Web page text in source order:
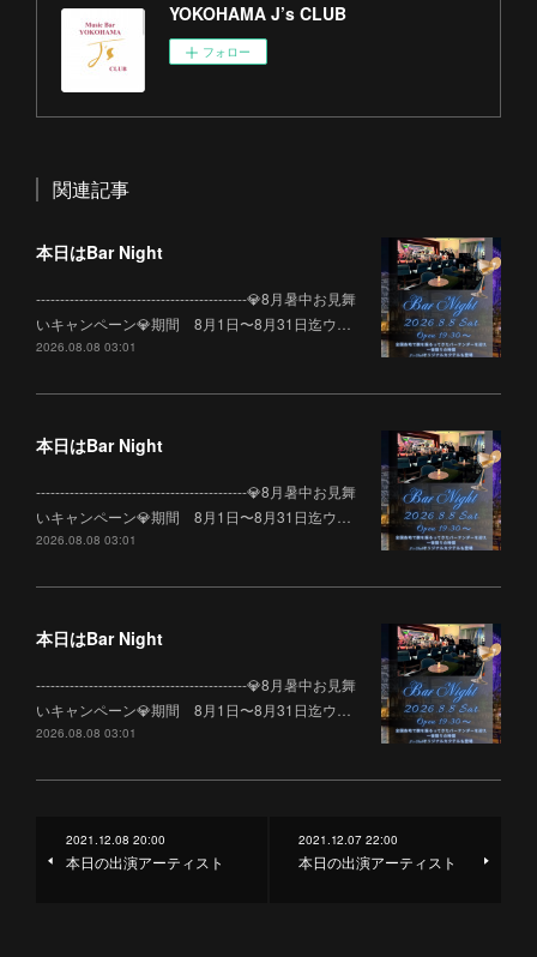
YOKOHAMA J’s CLUB
フォロー
関連記事
本日はBar Night
--------------------------------------------💎8月暑中お見舞
いキャンペーン💎期間 8月1日〜8月31日迄ウ…
2026.08.08 03:01
本日はBar Night
--------------------------------------------💎8月暑中お見舞
いキャンペーン💎期間 8月1日〜8月31日迄ウ…
2026.08.08 03:01
本日はBar Night
--------------------------------------------💎8月暑中お見舞
いキャンペーン💎期間 8月1日〜8月31日迄ウ…
2026.08.08 03:01
2021.12.08 20:00
本日の出演アーティスト
2021.12.07 22:00
本日の出演アーティスト